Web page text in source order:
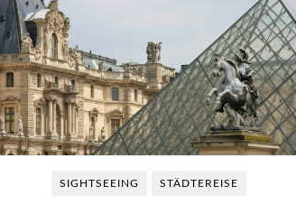
SIGHTSEEING STÄDTEREISE